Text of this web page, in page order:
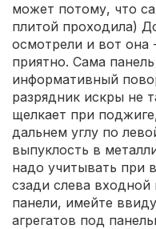
может потому, что
плитой проходила)
осмотрели и вот она
приятно. Сама
информативный
разрядник искры не
щелкает при
дальнем углу по
выпуклость в
надо учитывать при
сзади слева входной
панели, имейте
агрегатов под